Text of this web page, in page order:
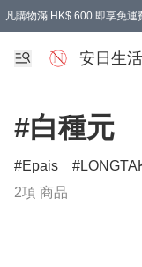
凡購物滿 HK$ 600 即享免運
安日生活
#白種元
Epais
2項 商品